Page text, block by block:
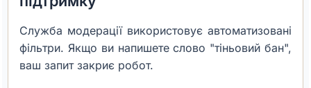
Служба модерації використовує автоматизовані
фільтри. Якщо ви напишете слово "тіньовий бан",
ваш запит закриє робот.